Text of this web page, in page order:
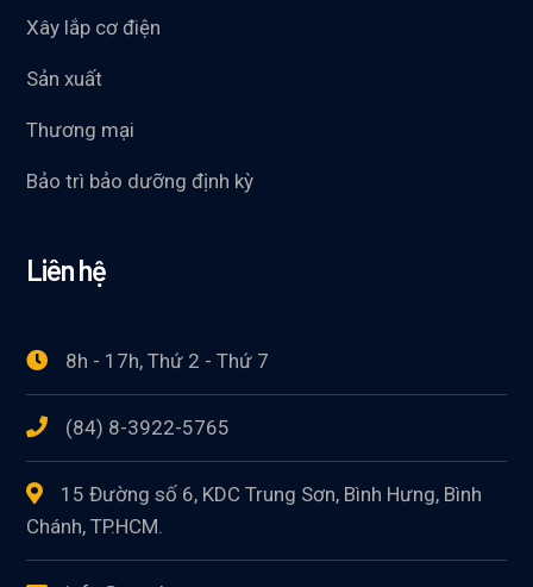
Xây lắp cơ điện
Sản xuất
Thương mại
Bảo trì bảo dưỡng định kỳ
Liên hệ
8h - 17h, Thứ 2 - Thứ 7
(84) 8-3922-5765
15 Đường số 6, KDC Trung Sơn, Bình Hưng, Bình
Chánh, TP.HCM.